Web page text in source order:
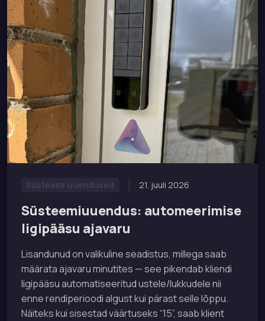
Süsteemi uuendused 21. juuli 2026
Süsteemiuuendus: automeerimise
ligipääsu ajavaru
Lisandunud on valikuline seadistus, millega saab
määrata ajavaru minutites — see pikendab kliendi
ligipääsu automatiseeritud ustele/lukkudele nii
enne rendiperioodi algust kui pärast selle lõppu.
Näiteks kui sisestad väärtuseks “15”, saab klient